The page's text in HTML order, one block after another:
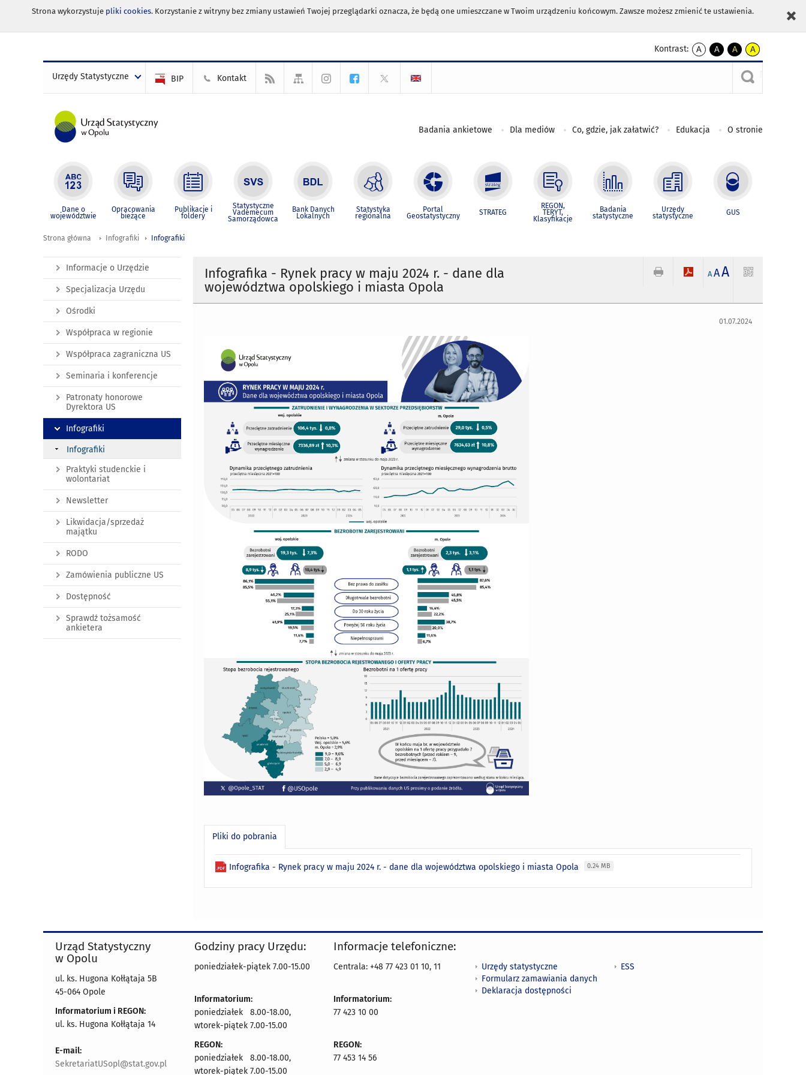
Strona wykorzystuje pliki cookies. Korzystanie z witryny bez zmiany ustawień Twojej przeglądarki oznacza, że będą one umieszczane w Twoim urządzeniu końcowym. Zawsze możesz zmienić te ustawienia.
Kontrast:
A
kontrast
A
kontrast
czarnym
A
kontrast
żółty
tekst
czarnym
A
kontrast
czarny
tekst
żółtym
Urzędy Statystyczne BIP Kontakt
Badania ankietowe Dla mediów Co, gdzie, jak załatwić? Edukacja O stronie
Dane o
województwie
Opracowania
bieżące
Publikacje i
foldery
Statystyczne
Vademecum
Samorządowca
Bank Danych
Lokalnych
Statystyka
regionalna
Portal
Geostatystyczny STRATEG
REGON,
TERYT,
Klasyfikacje
Badania
statystyczne
Urzędy
statystyczne GUS
Strona główna Infografiki Infografiki
Infografika - Rynek pracy w maju 2024 r. - dane dla
województwa opolskiego i miasta Opola
A AA
01.07.2024
Pliki do pobrania
Infografika - Rynek pracy w maju 2024 r. - dane dla województwa opolskiego i miasta Opola 0.24 MB
Informacje o Urzędzie
Specjalizacja Urzędu
Ośrodki
Współpraca w regionie
Współpraca zagraniczna US
Seminaria i konferencje
Patronaty honorowe
Dyrektora US
Infografiki
Infografiki
Praktyki studenckie i
wolontariat
Newsletter
Likwidacja/sprzedaż
majątku
RODO
Zamówienia publiczne US
Dostępność
Sprawdź tożsamość
ankietera
Urząd Statystyczny
w Opolu
ul. ks. Hugona Kołłątaja 5B
45-064 Opole
Informatorium i REGON:
ul. ks. Hugona Kołłątaja 14
E-mail:
SekretariatUSopl@stat.gov.pl
Godziny pracy Urzędu:
poniedziałek-piątek 7.00-15.00
Informatorium:
poniedziałek 8.00-18.00,
wtorek-piątek 7.00-15.00
REGON:
poniedziałek 8.00-18.00,
wtorek-piątek 7.00-15.00
Informacje telefoniczne:
Centrala: +48 77 423 01 10, 11
Informatorium:
77 423 10 00
REGON:
77 453 14 56
Urzędy statystyczne
Formularz zamawiania danych
Deklaracja dostępności
ESS